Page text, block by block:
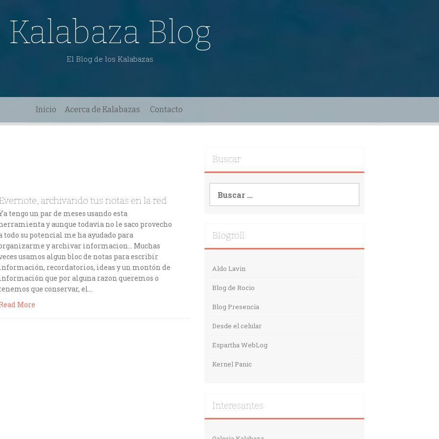
Kalabaza Blog
El Blog de los Kalabazas
Inicio Acerca de Kalabazas Contacto
archivando tus notas en la red
tengo un par de meses usando esta
y aunque todavia no le saco provecho
todo su potencial me ha ayudado para
y archivar informacion… Muchas
usamos algun bloc de notas para escribir
recordatorios, ideas y un montón de
que por alguna razon queremos o
que conservar, el…
More
Buscar
Buscar:
Blogroll
Aldo Lavin
Blog de Rocio
Blog Presencia
Desde el celular
Espartha WebLog
Kernel Panic
Interesantes